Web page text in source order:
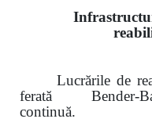
Lucrările de
ferată Bender-
continuă.